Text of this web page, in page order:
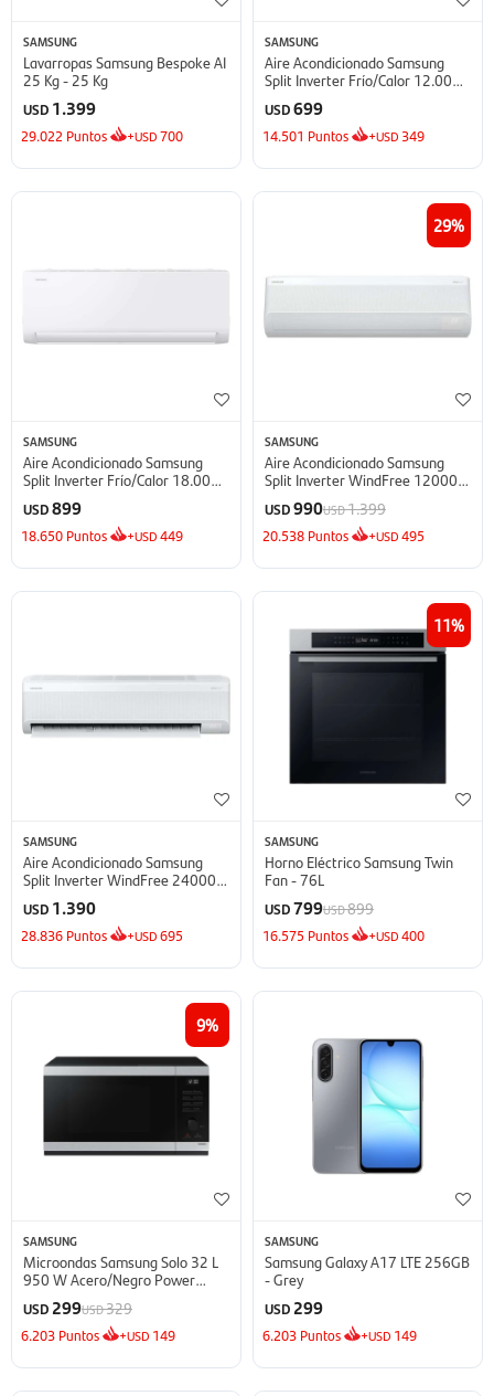
SAMSUNG
Lavarropas Samsung Bespoke AI
25 Kg - 25 Kg
USD 1.399
29.022 Puntos +USD700
SAMSUNG
Aire Acondicionado Samsung
Split Inverter Frío/Calor 12.000
BTU - BTU
USD699
14.501 Puntos +USD 349
SAMSUNG
Aire Acondicionado Samsung
Split Inverter Frío/Calor 18.000
BTU - BTU
USD899
18.650 Puntos +USD449
29
SAMSUNG
Aire Acondicionado Samsung
Split Inverter WindFree 12000
BTU - BTU
USD990USD1.399
20.538 Puntos +USD495
SAMSUNG
Aire Acondicionado Samsung
Split Inverter WindFree 24000
BTU - BTU
USD 1.390
28.836 Puntos +USD695
11
SAMSUNG
Horno Eléctrico Samsung Twin
Fan - 76L
USD799USD899
16.575 Puntos +USD400
9
SAMSUNG
Microondas Samsung Solo 32 L
950 W Acero/Negro Power
USD 299USD329
6.203 Puntos +USD 149
SAMSUNG
Samsung Galaxy A17 LTE 256GB
- Grey
USD 299
6.203 Puntos +USD 149